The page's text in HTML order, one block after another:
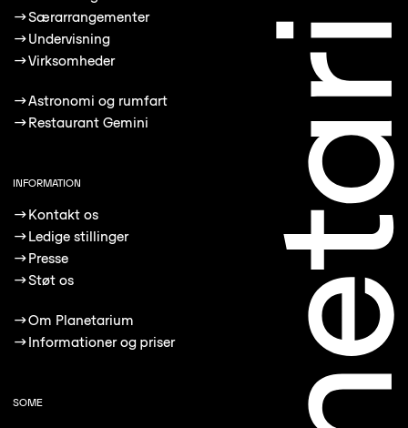
→Særarrangementer
→Undervisning
→Virksomheder
→Astronomi og rumfart
→Restaurant Gemini
INFORMATION
→Kontakt os
→Ledige stillinger
→Presse
→Støt os
→Om Planetarium
→Informationer og priser
SOME